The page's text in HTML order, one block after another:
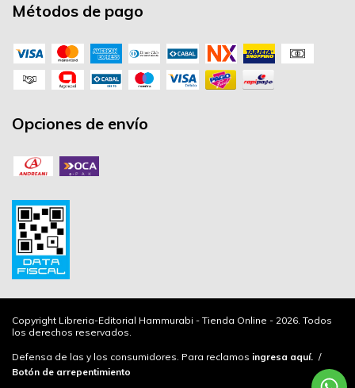
Métodos de pago
Opciones de envío
Copyright Libreria-Editorial Hammurabi - Tienda Online - 2026. Todos
los derechos reservados.
Defensa de las y los consumidores. Para reclamos ingresa aquí. /
Botón de arrepentimiento